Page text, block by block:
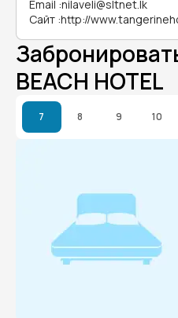
Email :nilaveli@sltnet.lk
Сайт :http://
BEACH HOTEL
7 8 9 10